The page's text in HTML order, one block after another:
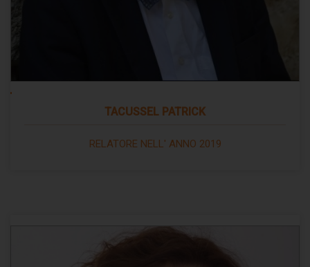
TACUSSEL PATRICK
RELATORE NELL' ANNO 2019